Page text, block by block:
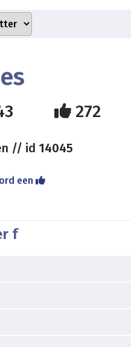
272
// id 14045
een
f